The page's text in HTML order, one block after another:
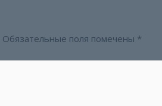
Обязательные поля помечены *